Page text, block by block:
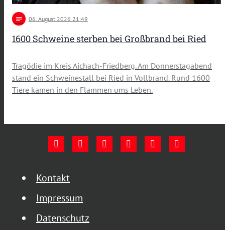
notes 06 . August 2026 21:49
1600 Schweine sterben bei Großbrand bei Ried
Tragödie im Kreis Aichach-Friedberg. Am Donnerstagabend
stand ein Schweinestall bei Ried in Vollbrand. Rund 1600
Tiere kamen in den Flammen ums Leben.
Kontakt
Impressum
Datenschutz